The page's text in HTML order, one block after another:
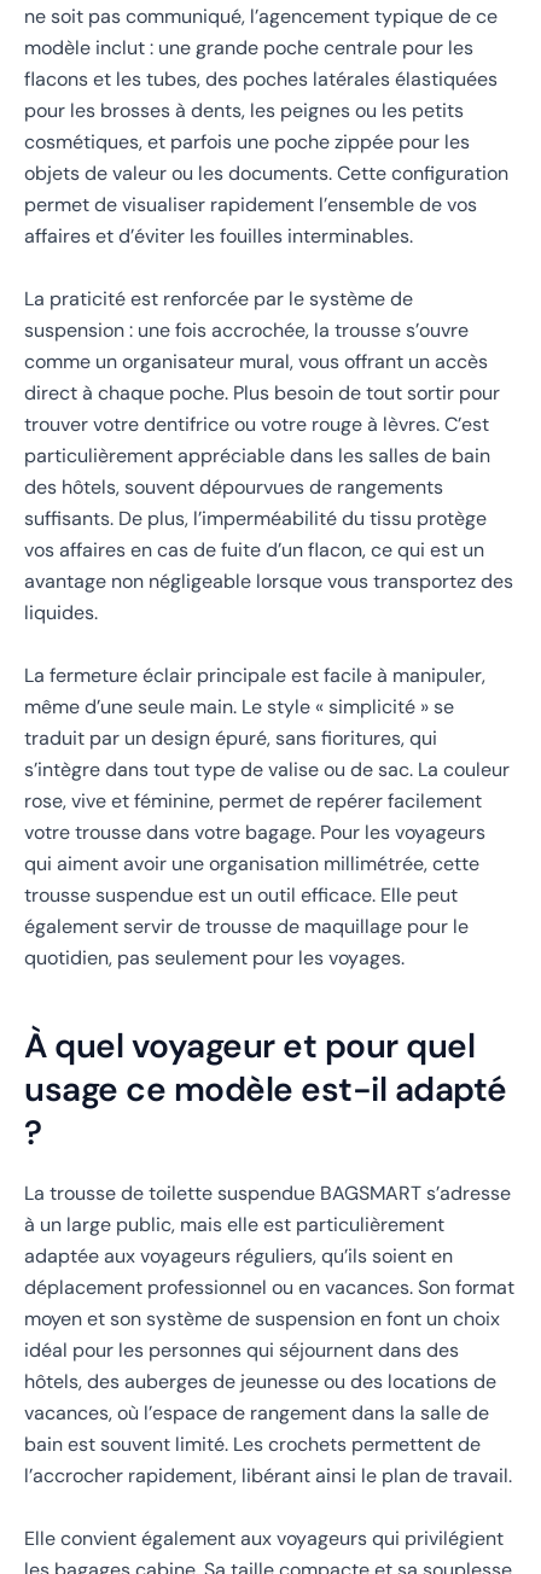
ne soit pas communiqué, l’agencement typique de ce
modèle inclut : une grande poche centrale pour les
flacons et les tubes, des poches latérales élastiquées
pour les brosses à dents, les peignes ou les petits
cosmétiques, et parfois une poche zippée pour les
objets de valeur ou les documents. Cette configuration
permet de visualiser rapidement l’ensemble de vos
affaires et d’éviter les fouilles interminables.
La praticité est renforcée par le système de
suspension : une fois accrochée, la trousse s’ouvre
comme un organisateur mural, vous offrant un accès
direct à chaque poche. Plus besoin de tout sortir pour
trouver votre dentifrice ou votre rouge à lèvres. C’est
particulièrement appréciable dans les salles de bain
des hôtels, souvent dépourvues de rangements
suffisants. De plus, l’imperméabilité du tissu protège
vos affaires en cas de fuite d’un flacon, ce qui est un
avantage non négligeable lorsque vous transportez des
liquides.
La fermeture éclair principale est facile à manipuler,
même d’une seule main. Le style « simplicité » se
traduit par un design épuré, sans fioritures, qui
s’intègre dans tout type de valise ou de sac. La couleur
rose, vive et féminine, permet de repérer facilement
votre trousse dans votre bagage. Pour les voyageurs
qui aiment avoir une organisation millimétrée, cette
trousse suspendue est un outil efficace. Elle peut
également servir de trousse de maquillage pour le
quotidien, pas seulement pour les voyages.
À quel voyageur et pour quel
usage ce modèle est-il adapté
?
La trousse de toilette suspendue BAGSMART s’adresse
à un large public, mais elle est particulièrement
adaptée aux voyageurs réguliers, qu’ils soient en
déplacement professionnel ou en vacances. Son format
moyen et son système de suspension en font un choix
idéal pour les personnes qui séjournent dans des
hôtels, des auberges de jeunesse ou des locations de
vacances, où l’espace de rangement dans la salle de
bain est souvent limité. Les crochets permettent de
l’accrocher rapidement, libérant ainsi le plan de travail.
Elle convient également aux voyageurs qui privilégient